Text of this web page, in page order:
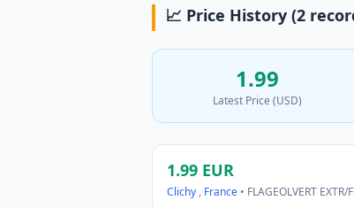
📈 Price History (2
1.99
Latest Price (USD)
1.99 EUR
Clichy , France • FLAGEOLVERT